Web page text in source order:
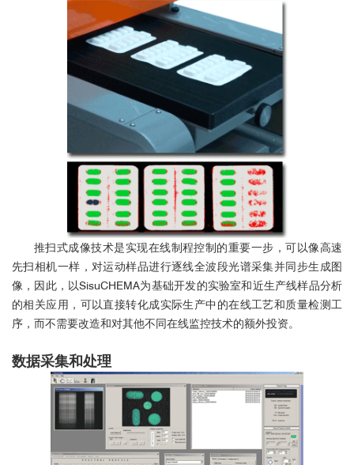
推扫式成像技术是实现在线制程控制的重要一步，可以像高速
先扫相机一样，对运动样品进行逐线全波段光谱采集并同步生成图
像， 因此，以SisuCHEMA为基础开发的实验室和近生产线样品分析
的相关应用，可以直接转化成实际生产中的在线工艺和质量检测工
序，而不需要改造和对其他不同在线监控技术的额外投资。
数据采集和处理